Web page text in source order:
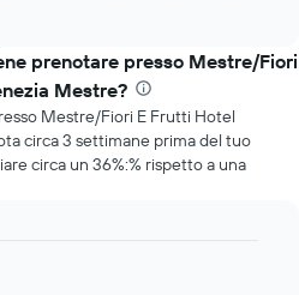
prenotare presso Mestre/Fiori
Mestre?
Mestre/Fiori E Frutti Hotel
circa 3 settimane prima del tuo
circa un 36%:% rispetto a una